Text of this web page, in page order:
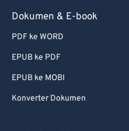
Dokumen & E-book
PDF ke WORD
EPUB ke PDF
EPUB ke MOBI
Konverter Dokumen